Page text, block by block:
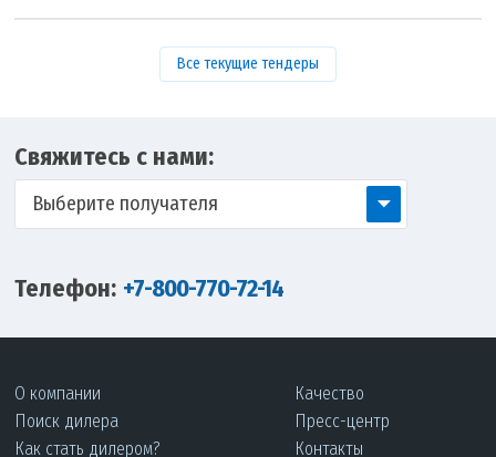
Все текущие тендеры
Свяжитесь с нами:
Выберите получателя
Телефон: +7-800-770-72-14
О компании
Поиск дилера
Как стать дилером?
Качество
Пресс-центр
Контакты